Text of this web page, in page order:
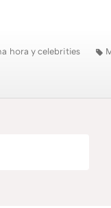
hora y celebrities